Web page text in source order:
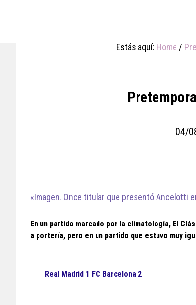
Estás aquí: Home /
04/
«Imagen. Once titular que presentó Ancelotti
En un partido marcado por la climatología, El
a portería, pero en un partido que estuvo muy
Real Madrid 1 FC Barcelona 2